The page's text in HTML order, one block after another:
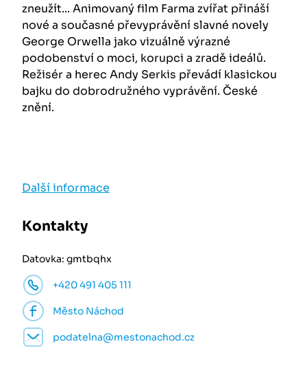
zneužít... Animovaný film Farma zvířat přináší
nové a současné převyprávění slavné novely
George Orwella jako vizuálně výrazné
podobenství o moci, korupci a zradě ideálů.
Režisér a herec Andy Serkis převádí klasickou
bajku do dobrodružného vyprávění. České
znění.
Další informace
Kontakty
Datovka: gmtbqhx
+420 491 405 111
Město Náchod
podatelna@mestonachod.cz